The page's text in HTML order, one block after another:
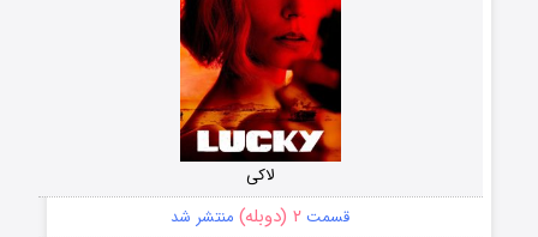
لاکی
قسمت ۲ (دوبله) منتشر شد